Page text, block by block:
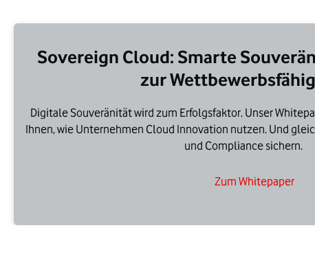
Sovereign Cloud: Smarte
zur
Digitale Souveränität wird zum Erfolgsfaktor. Unser
Ihnen, wie Unternehmen Cloud Innovation nutzen. Und
und Compliance sichern.
Zum Whitepaper